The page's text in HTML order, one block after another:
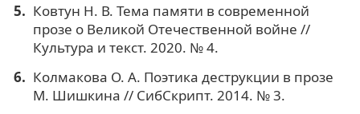
Ковтун Н. В. Тема памяти в современной
прозе о Великой Отечественной войне //
Культура и текст. 2020. № 4.
Колмакова О. А. Поэтика деструкции в прозе
М. Шишкина // СибСкрипт. 2014. № 3.